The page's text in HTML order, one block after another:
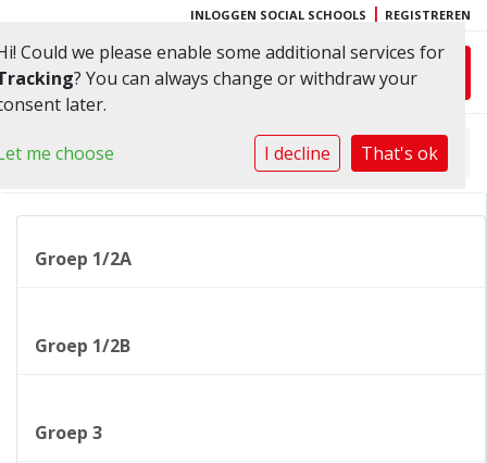
INLOGGEN SOCIAL SCHOOLS | REGISTREREN
Groepen » Groep 7
Groep 1/2A
Groep 1/2B
Groep 3
Could we please enable some additional services for
? You can always change or withdraw your
later.
me choose I decline That's ok